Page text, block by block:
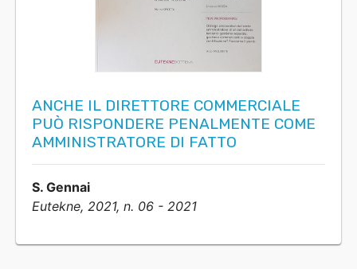
ANCHE IL DIRETTORE COMMERCIALE
PUÒ RISPONDERE PENALMENTE COME
AMMINISTRATORE DI FATTO
S. Gennai
Eutekne, 2021, n. 06 - 2021